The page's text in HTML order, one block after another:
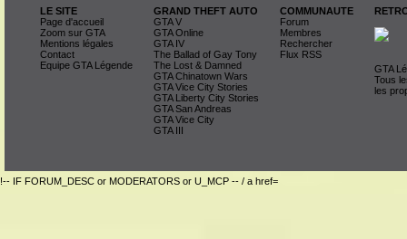
LE SITE
Page d'accueil
Zoom sur GTA
Mentions légales
Contact
Equipe GTA Légende
GRAND THEFT AUTO
GTA V
GTA Online
GTA IV
The Ballad of Gay Tony
The Lost & Damned
GTA Chinatown Wars
GTA Vice City Stories
GTA Liberty City Stories
GTA San Andreas
GTA Vice City
GTA III
COMMUNAUTE
Forum
Membres
Rechercher
Flux RSS
GTA
Tous
les
!-- IF FORUM_DESC or MODERATORS or U_MCP -- / a href=